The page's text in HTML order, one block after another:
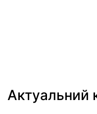
Актуальний